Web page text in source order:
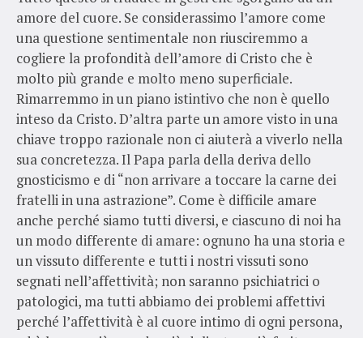
amore del cuore. Se considerassimo l’amore come
una questione sentimentale non riusciremmo a
cogliere la profondità dell’amore di Cristo che è
molto più grande e molto meno superficiale.
Rimarremmo in un piano istintivo che non è quello
inteso da Cristo. D’altra parte un amore visto in una
chiave troppo razionale non ci aiuterà a viverlo nella
sua concretezza. Il Papa parla della deriva dello
gnosticismo e di “non arrivare a toccare la carne dei
fratelli in una astrazione”. Come è difficile amare
anche perché siamo tutti diversi, e ciascuno di noi ha
un modo differente di amare: ognuno ha una storia e
un vissuto differente e tutti i nostri vissuti sono
segnati nell’affettività; non saranno psichiatrici o
patologici, ma tutti abbiamo dei problemi affettivi
perché l’affettività è al cuore intimo di ogni persona,